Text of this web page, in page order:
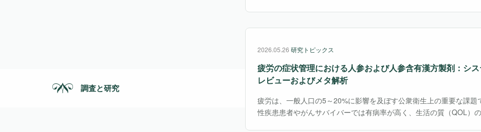
調査と研究
2026.05.26 研究トピックス
疲労の症状管理における人参および人参含有漢方製剤：シ
レビューおよびメタ解析
疲労は、一般人口の5～20%に影響を及ぼす公衆衛生上の重要な課題
性疾患患者やがんサバイバーでは有病率が高く、生活の質（QOL）